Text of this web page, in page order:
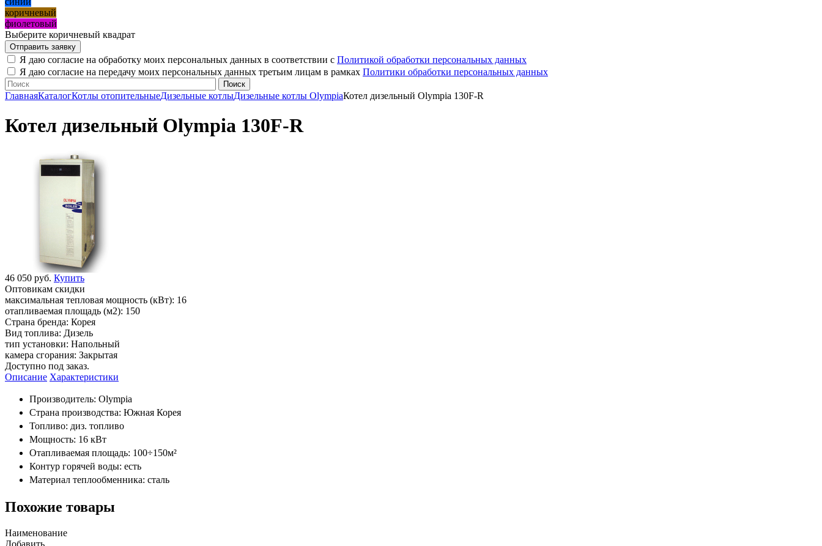
коричневый
фиолетовый
Выберите коричневый квадрат
Я даю согласие на обработку моих персональных данных в соответствии с Политикой обработки персональных данных
Я даю согласие на передачу моих персональных данных третьим лицам в рамках Политики обработки персональных данных
ГлавнаяКаталогКотлы отопительныеДизельные котлыДизельные котлы OlympiaКотел дизельный Olympia 130F-R
Котел дизельный Olympia 130F-R
46 050 руб. Купить
Оптовикам скидки
максимальная тепловая мощность (кВт): 16
отапливаемая площадь (м2): 150
Страна бренда: Корея
Вид топлива: Дизель
тип установки: Напольный
камера сгорания: Закрытая
Доступно под заказ.
Описание Характеристики
Производитель: Olympia
Страна производства: Южная Корея
Топливо: диз. топливо
Мощность: 16 кВт
Отапливаемая площадь: 100÷150м²
Контур горячей воды: есть
Материал теплообменника: сталь
Похожие товары
Наименование
Добавить